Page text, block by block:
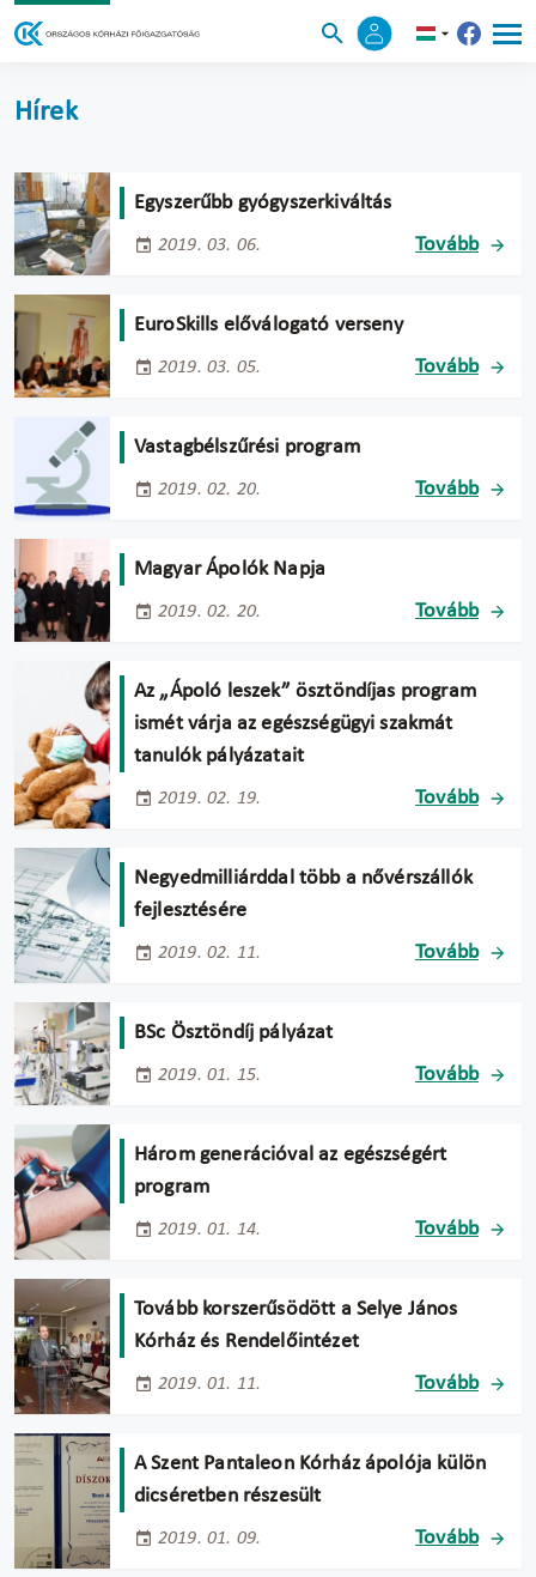
Hírek
Egyszerűbb gyógyszerkiváltás
2019. 03. 06. Tovább
EuroSkills előválogató verseny
2019. 03. 05. Tovább
Vastagbélszűrési program
2019. 02. 20. Tovább
Magyar Ápolók Napja
2019. 02. 20. Tovább
Az „Ápoló leszek” ösztöndíjas program
ismét várja az egészségügyi szakmát
tanulók pályázatait
2019. 02. 19. Tovább
Negyedmilliárddal több a nővérszállók
fejlesztésére
2019. 02. 11. Tovább
BSc Ösztöndíj pályázat
2019. 01. 15. Tovább
Három generációval az egészségért
program
2019. 01. 14. Tovább
Tovább korszerűsödött a Selye János
Kórház és Rendelőintézet
2019. 01. 11. Tovább
A Szent Pantaleon Kórház ápolója külön
dicséretben részesült
2019. 01. 09. Tovább